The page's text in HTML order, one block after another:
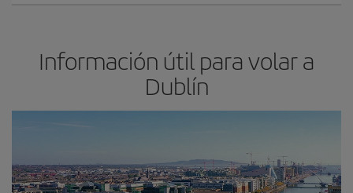
Información útil para volar a
Dublín